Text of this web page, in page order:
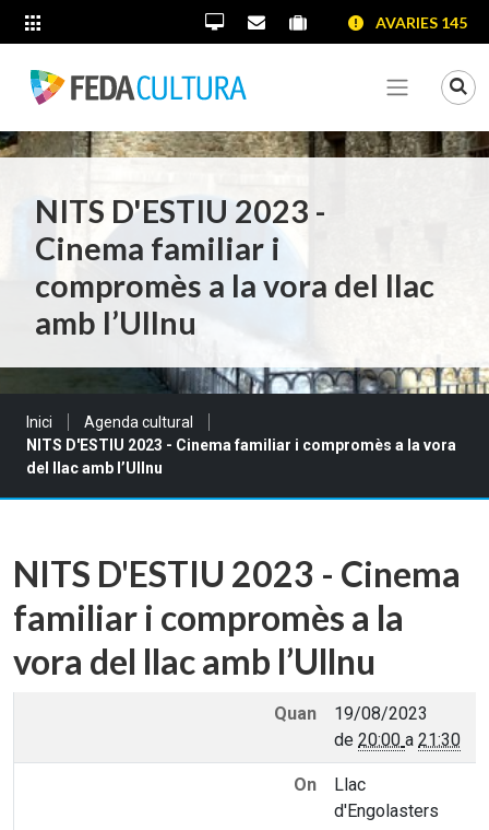
SALTAR A LA INFORMACIÓ DE CONTACTE
ALTRES LLOCS WEB
Oficina Virtual
Contacta'nsPortal proveïdors
Portal de
AVARIES 145
Veure
NITS D'ESTIU 2023 -
Cinema familiar i
compromès a la vora del llac
amb l’Ullnu
Sou a:
Inici
Agenda cultural
NITS D'ESTIU 2023 - Cinema familiar i compromès a la vora
del llac amb l’Ullnu
NITS D'ESTIU 2023 - Cinema
familiar i compromès a la
vora del llac amb l’Ullnu
Quan
19/08/2023
de 20:00 a 21:30
On
Llac
d'Engolasters